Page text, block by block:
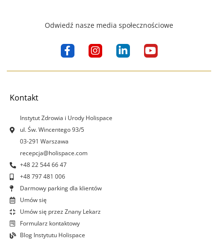
Odwiedź nasze media społecznościowe
F
a
c
k
-
f
I
n
s
a
L
i
n
Y
o
u
Kontakt
Instytut Zdrowia i Urody Holispace
ul. Św. Wincentego 93/5
03-291 Warszawa
recepcja@holispace.com
+48 22 544 66 47
+48 797 481 006
Darmowy parking dla klientów
Umów się
Umów się przez Znany Lekarz
Formularz kontaktowy
Blog Instytutu Holispace